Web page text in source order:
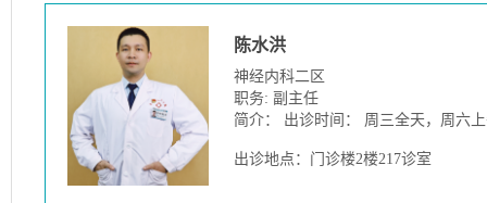
陈水洪
神经内科二区
职务: 副主任
简介： 出诊时间： 周三全天，周六
出诊地点：门诊楼2楼217诊室